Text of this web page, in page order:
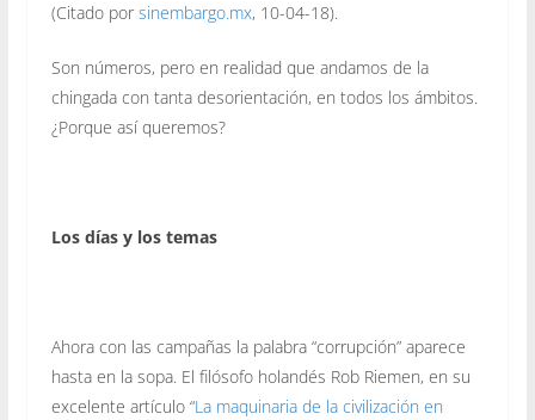
(Citado por sinembargo.mx, 10-04-18).
Son números, pero en realidad que andamos de la
chingada con tanta desorientación, en todos los ámbitos.
¿Porque así queremos?
Los días y los temas
Ahora con las campañas la palabra “corrupción” aparece
hasta en la sopa. El filósofo holandés Rob Riemen, en su
excelente artículo “La maquinaria de la civilización en